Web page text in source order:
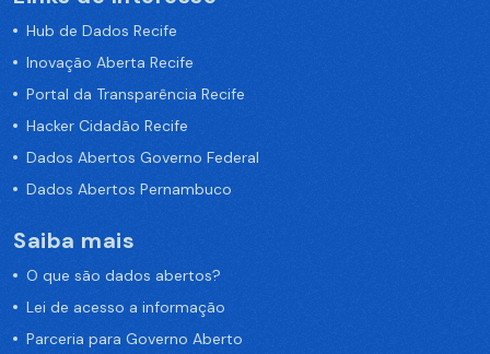
Hub de Dados Recife
Inovação Aberta Recife
Portal da Transparência Recife
Hacker Cidadão Recife
Dados Abertos Governo Federal
Dados Abertos Pernambuco
Saiba mais
O que são dados abertos?
Lei de acesso a informação
Parceria para Governo Aberto